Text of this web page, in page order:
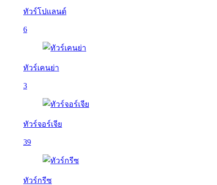
ทัวร์โปแลนด์
6
ทัวร์เคนย่า
3
ทัวร์จอร์เจีย
39
ทัวร์กรีซ